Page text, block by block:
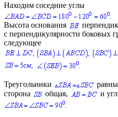
Находим соседние углы
Высота основания
с перпендикулярности боковых
следующее
Треугольники
сторона
общая, и